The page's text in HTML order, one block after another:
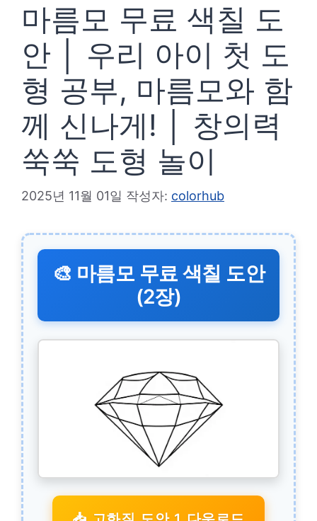
마름모 무료 색칠 도
안 │ 우리 아이 첫 도
형 공부, 마름모와 함
께 신나게! │ 창의력
쑥쑥 도형 놀이
2025년 11월 01일 작성자: colorhub
🎨 마름모 무료 색칠 도안
(2장)